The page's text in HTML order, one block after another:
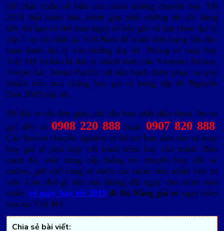
Để chắc chắn sở hữu cho mình những chuyến bay Tết
2019 thật hoàn hảo, tránh gặp phải những rắc rối đang
tiếc thì bạn có thể mua ngay từ bây giờ và lựa chọn đại lý
cấp 1 uy tín nhất tại Việt Nam để tránh tình trạng lừa đảo
mạo danh đại lý vào những dịp tết. Phòng vé máy bay
Việt Mỹ tự hào là đại lý chính thức của Vietnam Airline,
Vietjet Air, Jetstar Pacific rất hân hạnh được phục vụ quý
khách trên mọi chặng bay giá rẻ trong dịp tết Nguyên
Đán 2019 săp tới.
Để đặt vé rất đơn giản, chỉ cần bạn nhất điện thoại lên và
gọi đến số 0908 220 888 hoặc 0907 820 888.
Các booker chuyên nghiệm sẽ hỗ trợ bạn săm tìm vé máy
bay giá rẻ phù hợp với hành trình bay của mình. Bên
cạnh đó, việc cung cấp thông tin chuyến bay, đặt vé
online, giữ chỗ cũng sẽ được các nhân viên nhiệt tình tư
vấn. Còn chờ gì nữa mà không đặt ngay cho mình một
chiếc vé máy bay tết 2019đi Đà Nẵng giá rẻ ngay hôm
nau tại Việt Mỹ
Chia sẻ bài viết: